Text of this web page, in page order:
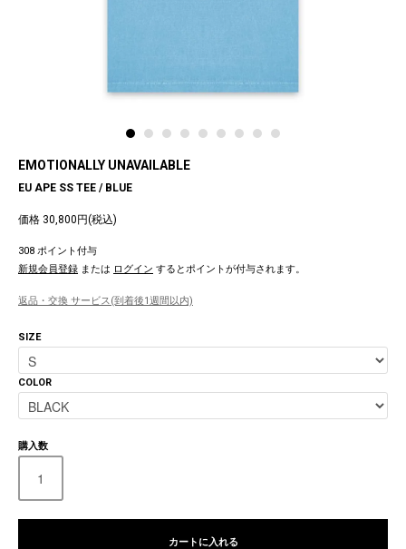
EMOTIONALLY UNAVAILABLE
EU APE SS TEE / BLUE
価格 30,800円(税込)
308 ポイント付与
新規会員登録 または ログイン するとポイントが付与されます。
返品・交換 サービス(到着後1週間以内)
SIZE
COLOR
購入数
カートに入れる